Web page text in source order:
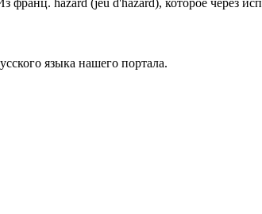
языка нашего портала.